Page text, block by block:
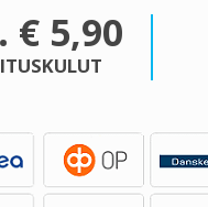
€ 5,90